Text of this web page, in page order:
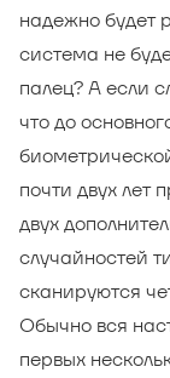
надежно будет
система не
палец? А если
что до
почти двух лет
двух
случайностей
сканируются
Обычно вся
первых